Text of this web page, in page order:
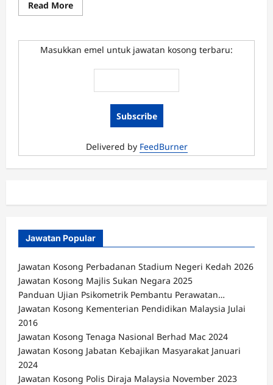
Read MoreRead
more
Kosong
Tentera
Udara
Malaysia
Masukkan emel untuk jawatan kosong terbaru:
Delivered by FeedBurner
Jawatan Popular
Jawatan Kosong Perbadanan Stadium Negeri Kedah 2026
Jawatan Kosong Majlis Sukan Negara 2025
Panduan Ujian Psikometrik Pembantu Perawatan…
Jawatan Kosong Kementerian Pendidikan Malaysia Julai
2016
Jawatan Kosong Tenaga Nasional Berhad Mac 2024
Jawatan Kosong Jabatan Kebajikan Masyarakat Januari
2024
Jawatan Kosong Polis Diraja Malaysia November 2023